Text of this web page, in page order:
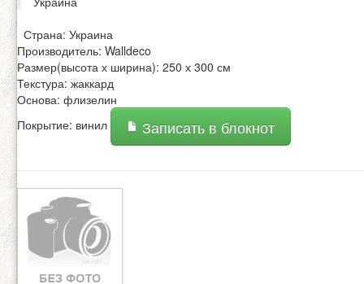
Страна: Украина
Производитель: Walldeco
Размер(высота х ширина): 250 х 300 см
Текстура: жаккард
Основа: флизелин
Покрытие: винил
Записать в блокнот